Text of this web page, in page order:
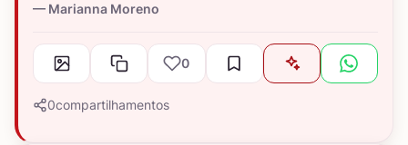
Marianna Moreno
0
0compartilhamentos